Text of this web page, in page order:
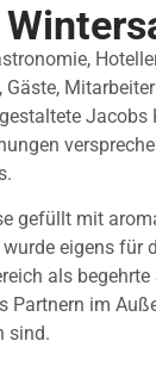
Jacobs
gefüllt mit
eigens für
als
im
sind.